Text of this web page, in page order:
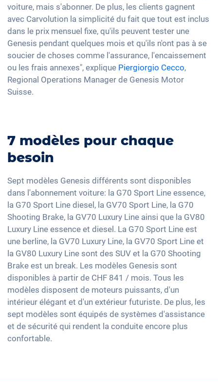
voiture, mais s'abonner. De plus, les clients gagnent
avec Carvolution la simplicité du fait que tout est inclus
dans le prix mensuel fixe, qu'ils peuvent tester une
Genesis pendant quelques mois et qu'ils n'ont pas à se
soucier de choses comme l'assurance, l'encaissement
ou les frais annexes", explique Piergiorgio Cecco,
Regional Operations Manager de Genesis Motor
Suisse.
7 modèles pour chaque
besoin
Sept modèles Genesis différents sont disponibles
dans l'abonnement voiture: la G70 Sport Line essence,
la G70 Sport Line diesel, la GV70 Sport Line, la G70
Shooting Brake, la GV70 Luxury Line ainsi que la GV80
Luxury Line essence et diesel. La G70 Sport Line est
une berline, la GV70 Luxury Line, la GV70 Sport Line et
la GV80 Luxury Line sont des SUV et la G70 Shooting
Brake est un break. Les modèles Genesis sont
disponibles à partir de CHF 841 / mois. Tous les
modèles disposent de moteurs puissants, d'un
intérieur élégant et d'un extérieur futuriste. De plus, les
sept modèles sont équipés de systèmes d'assistance
et de sécurité qui rendent la conduite encore plus
confortable.